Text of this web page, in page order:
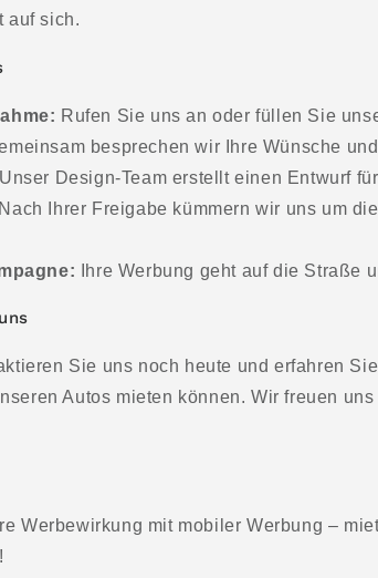
auf sich.
Rufen Sie uns an oder füllen Sie
besprechen wir Ihre Wünsche
Design-Team erstellt einen Entwurf
Ihrer Freigabe kümmern wir uns um
Ihre Werbung geht auf die Straße
Sie uns noch heute und erfahren
Autos mieten können. Wir freuen
Werbewirkung mit mobiler Werbung –